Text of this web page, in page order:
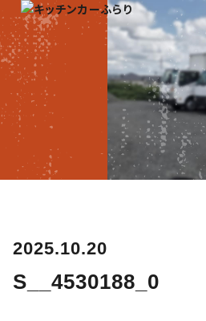
2025.10.20
S__4530188_0